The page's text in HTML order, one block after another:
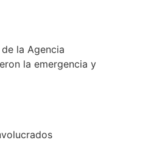
la Agencia
la emergencia y